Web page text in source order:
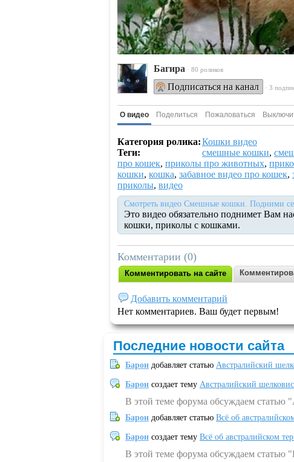
Багира · 80 роликов
Подписаться на канал · 3
О видео Поделиться Пожаловаться
Категория ролика:Кошки видео
Теги:
смешные кошки,
про кошек, приколы про животных,
кошки, кошка, забавное видео про кошек,
приколы, видео
Смотреть видео Смешные кошки. Подними
Это видео обязательно поднимет Вам
кошки, приколы с кошками.
Комментарии (0)
Комментировать на сайте
Добавить комментарий
Нет комментариев. Ваш будет первым!
Последние новости сайта
Барон добавляет статью Австралийский
Барон создает тему Австралийский
В этой теме форума обсуждаем статью
Барон добавляет статью Всё об
Барон создает тему Всё об австралийском
В этой теме форума обсуждаем статью